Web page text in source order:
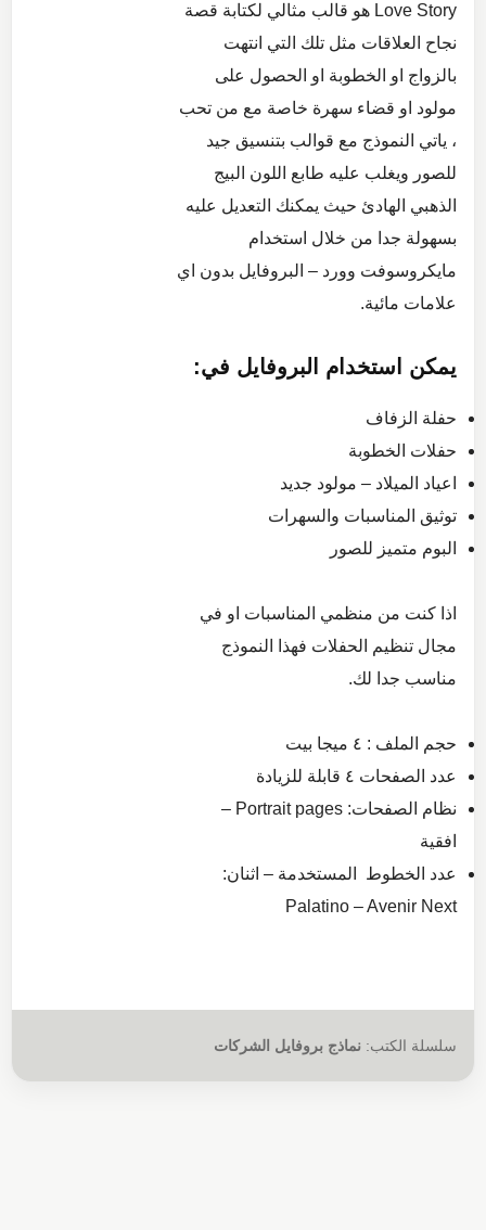
Love Story هو قالب مثالي لكتابة قصة
نجاح العلاقات مثل تلك التي انتهت
بالزواج او الخطوبة او الحصول على
مولود او قضاء سهرة خاصة مع من تحب
، ياتي النموذج مع قوالب بتنسيق جيد
للصور ويغلب عليه طابع اللون البيج
الذهبي الهادئ حيث يمكنك التعديل عليه
بسهولة جدا من خلال استخدام
مايكروسوفت وورد – البروفايل بدون اي
علامات مائية.
يمكن استخدام البروفايل في:
حفلة الزفاف
حفلات الخطوبة
اعياد الميلاد – مولود جديد
توثيق المناسبات والسهرات
البوم متميز للصور
اذا كنت من منظمي المناسبات او في
مجال تنظيم الحفلات فهذا النموذج
مناسب جدا لك.
حجم الملف : ٤ ميجا بيت
عدد الصفحات ٤ قابلة للزيادة
افقية
Palatino – Avenir Next
سلسلة الكتب: نماذج بروفايل الشركات